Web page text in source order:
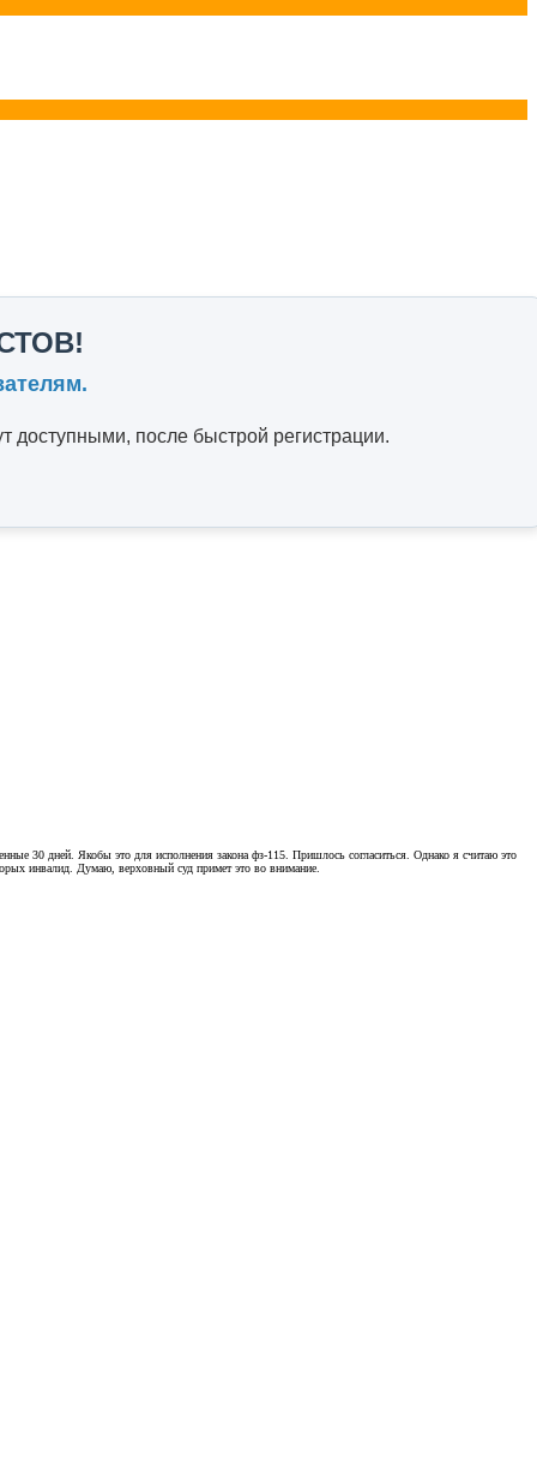
доступными, после быстрой регистрации.
30 дней. Якобы это для исполнения закона фз-115. Пришлось согласиться. Однако я считаю это
инвалид. Думаю, верховный суд примет это во внимание.